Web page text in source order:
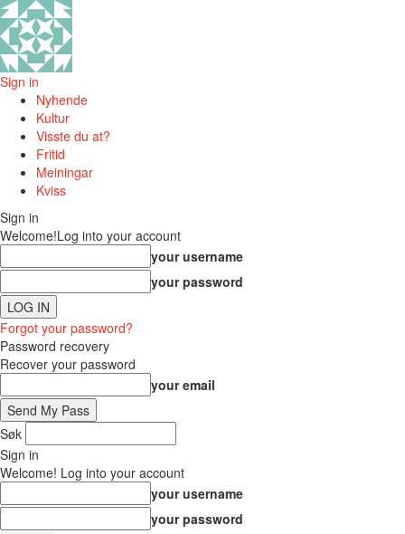
Sign in
Nyhende
Kultur
Visste du at?
Fritid
Meiningar
Kviss
Sign in
Welcome!Log into your account
your username
your password
Forgot your password?
Password recovery
Recover your password
your email
Søk
Sign in
Welcome! Log into your account
your username
your password